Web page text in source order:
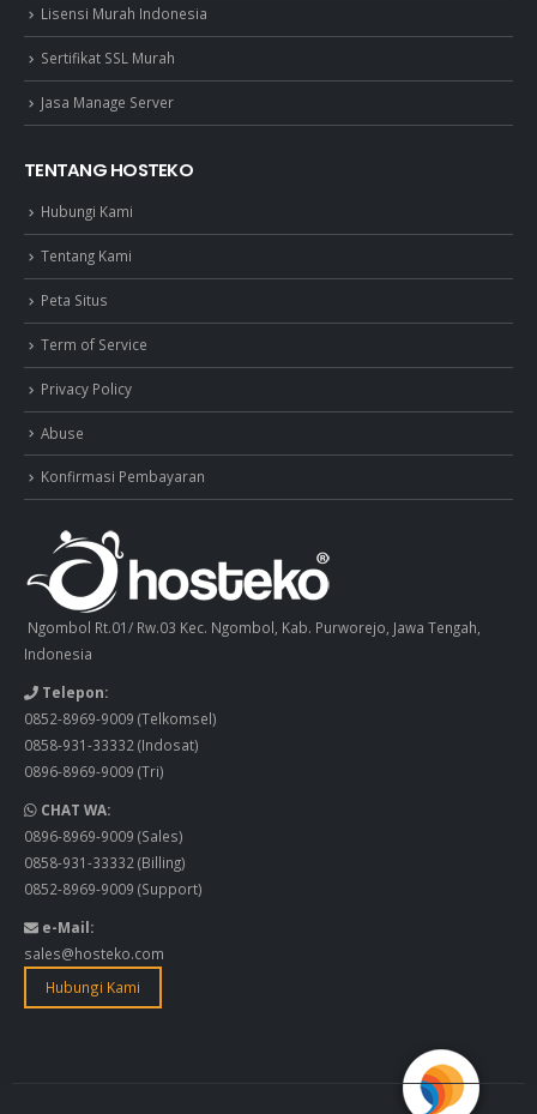
Lisensi Murah Indonesia
Sertifikat SSL Murah
Jasa Manage Server
TENTANG HOSTEKO
Hubungi Kami
Tentang Kami
Peta Situs
Term of Service
Privacy Policy
Abuse
Konfirmasi Pembayaran
Ngombol Rt.01/ Rw.03 Kec. Ngombol, Kab. Purworejo, Jawa Tengah,
Indonesia
Telepon:
0852-8969-9009 (Telkomsel)
0858-931-33332(Indosat)
0896-8969-9009 (Tri)
CHAT WA:
0896-8969-9009 (Sales)
0858-931-33332(Billing)
0852-8969-9009 (Support)
e-Mail:
sales@hosteko.com
Hubungi Kami